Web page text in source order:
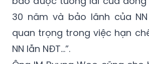
quan trọng trong việc hạn
NN lẫn NĐT…”.
Ông IM Byung Woo cũng
về PPP của Hàn Quốc quy